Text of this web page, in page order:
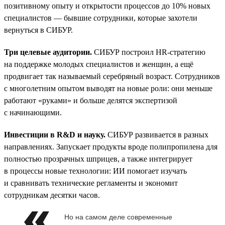
позитивному опыту и открытости процессов до 10% новых
специалистов — бывшие сотрудники, которые захотели
вернуться в СИБУР.
Три целевые аудитории. СИБУР построил HR-стратегию
на поддержке молодых специалистов и женщин, а ещё
продвигает так называемый серебряный возраст. Сотрудников
с многолетним опытом выводят на новые роли: они меньше
работают «руками» и больше делятся экспертизой
с начинающими.
Инвестиции в R&D и науку. СИБУР развивается в разных
направлениях. Запускает продукты вроде полипропилена для
полностью прозрачных шприцев, а также интегрирует
в процессы новые технологии: ИИ помогает изучать
и сравнивать технические регламенты и экономит
сотрудникам десятки часов.
Но на самом деле современные